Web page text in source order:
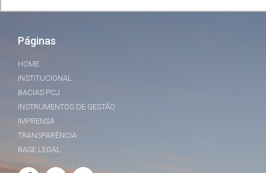
Páginas
HOME
INSTITUCIONAL
BACIAS PCJ
INSTRUMENTOS DE GESTÃO
IMPRENSA
TRANSPARÊNCIA
BASE LEGAL